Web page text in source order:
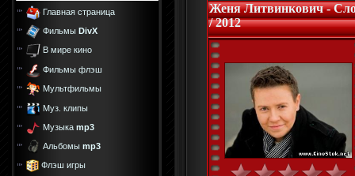
Главная страница
Фильмы DivX
В мире кино
Фильмы флэш
Мультфильмы
Муз. клипы
Музыка mp3
Альбомы mp3
Флэш игры
Женя Литвинкович -
/ 2012